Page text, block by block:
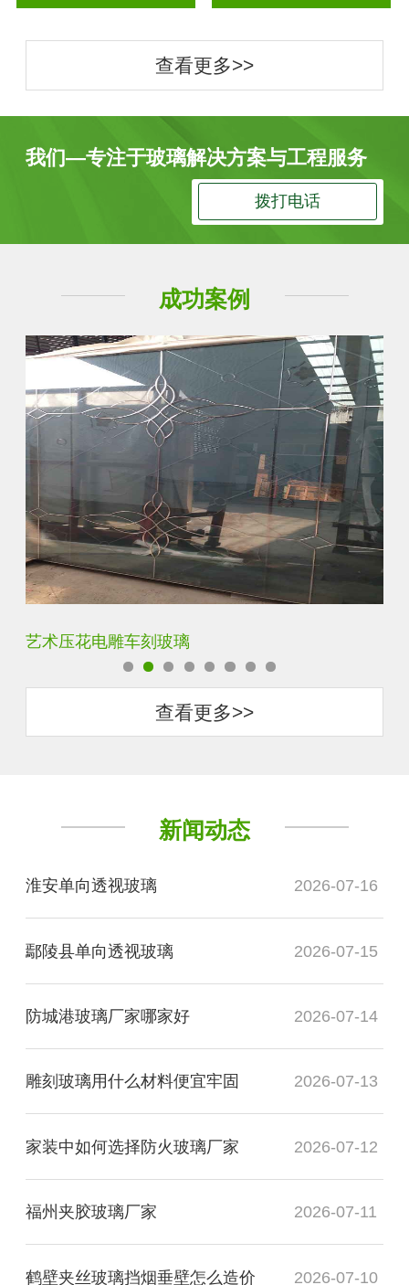
查看更多>>
我们—专注于玻璃解决方案与工程服务
拨打电话
成功案例
菱形镜面酒店车刻玻璃
查看更多>>
新闻动态
淮安单向透视玻璃 2026-07-16
鄢陵县单向透视玻璃 2026-07-15
防城港玻璃厂家哪家好 2026-07-14
雕刻玻璃用什么材料便宜牢固 2026-07-13
家装中如何选择防火玻璃厂家 2026-07-12
福州夹胶玻璃厂家 2026-07-11
鹤壁夹丝玻璃挡烟垂壁怎么造价 2026-07-10